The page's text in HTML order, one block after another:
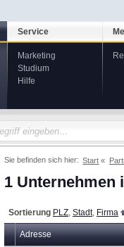
Service
Marketing
Studium
Hilfe
Sie befinden sich hier: Start
1 Unternehmen
Sortierung PLZ Stadt, Firma
Adresse